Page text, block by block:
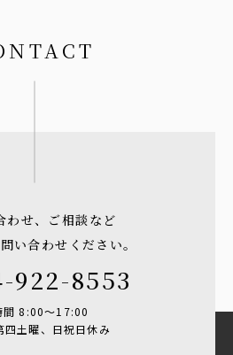
わせ、ご相談など
い合わせください。
922-8553
間 8:00〜17:00
四土曜、日祝日休み